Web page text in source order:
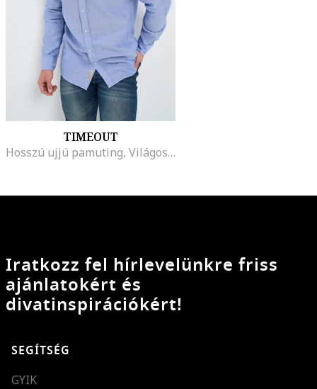
TIMEOUT
Hosszú ujjú pamuting, Világoskék
Iratkozz fel hírlevelünkre friss
ajánlatokért és
divatinspirációkért!
SEGÍTSÉG
GYIK